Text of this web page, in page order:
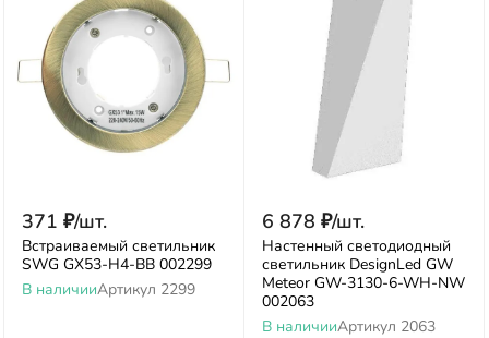
371 ₽/шт.
Встраиваемый светильник
SWG GX53-H4-BB 002299
В наличииАртикул 2299
6 878 ₽/шт.
Настенный светодиодный
светильник DesignLed GW
Meteor GW-3130-6-WH-NW
002063
В наличииАртикул 2063